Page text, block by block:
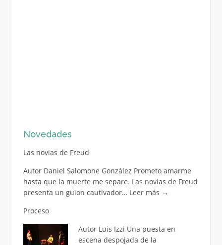
Novedades
Las novias de Freud
Autor Daniel Salomone González Prometo amarme
hasta que la muerte me separe. Las novias de Freud
presenta un guion cautivador… Leer más →
Proceso
Autor Luis Izzi Una puesta en
escena despojada de la